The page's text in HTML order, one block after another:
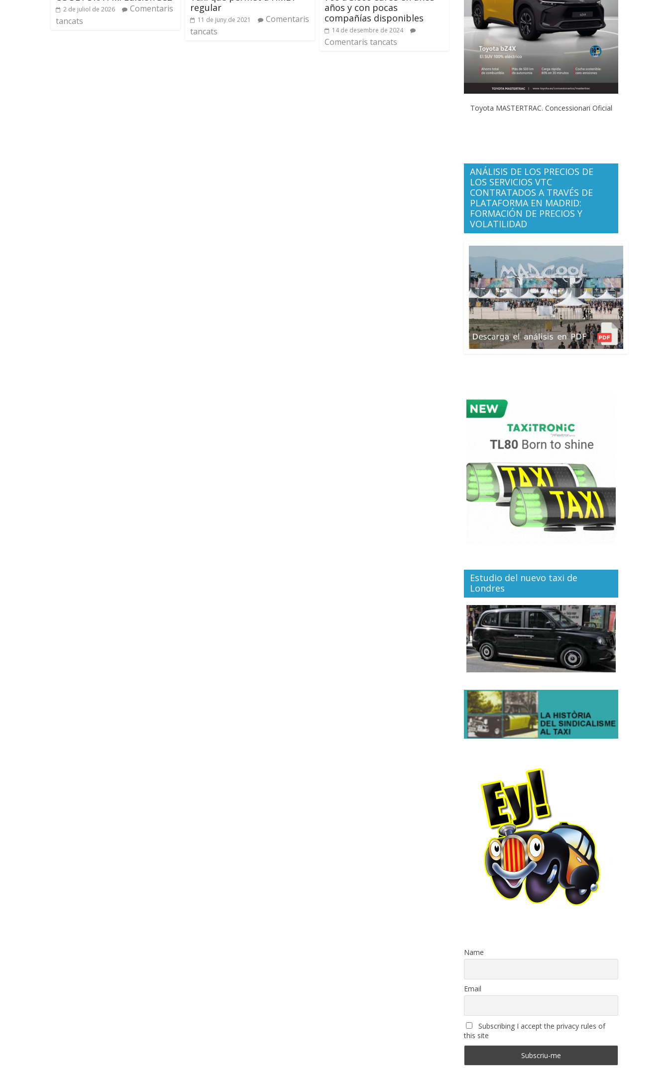
2 de juliol de 2026
Comentaris
tancats
regular
11 de juny de 2021
Comentaris
tancats
años y con pocas
compañías disponibles
14 de desembre de 2024
Comentaris tancats
Toyota MASTERTRAC. Concessionari Oficial
ANÁLISIS DE LOS PRECIOS DE
LOS SERVICIOS VTC
CONTRATADOS A TRAVÉS DE
PLATAFORMA EN MADRID:
FORMACIÓN DE PRECIOS Y
VOLATILIDAD
Estudio del nuevo taxi de
Londres
Name
Email
Subscribing I accept the privacy rules of
this site